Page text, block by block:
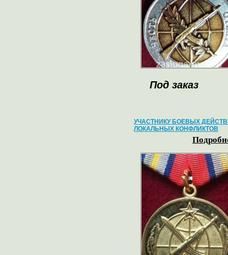
Под заказ
УЧАСТНИКУ БОЕВЫХ
ЛОКАЛЬНЫХ КОНФЛИКТОВ